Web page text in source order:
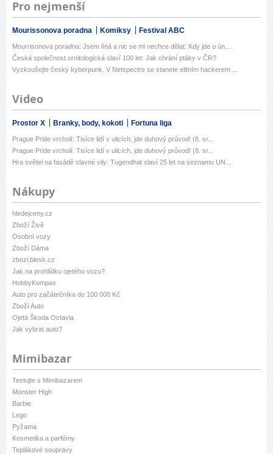
Pro nejmenší
Mourissonova poradna Komiksy Festival ABC
Mourrisonova poradna: Jsem líná a nic se mi nechce dělat: Kdy jde o ún...
Česká společnost ornitologická slaví 100 let: Jak chrání ptáky v ČR?
Vyzkoušejte český kyberpunk. V Netspectre se stanete elitním hackerem ...
Video
Prostor X Branky, body, kokoti Fortuna liga
Prague Pride vrcholí: Tisíce lidí v ulicích, jde duhový průvod! (8. sr...
Prague Pride vrcholí: Tisíce lidí v ulicích, jde duhový průvod! (8. sr...
Hra světel na fasádě slavné vily: Tugendhat slaví 25 let na seznamu UN...
Nákupy
hledejceny.cz
Zboží Živě
Osobní vozy
Zboží Dáma
zbozi.blesk.cz
Jak na prohlídku ojetého vozu?
HobbyKompas
Auto pro začátečníka do 100 000 Kč
Zboží Auto
Ojetá Škoda Octavia
Jak vybrat auto?
Mimibazar
Testujte s Mimibazarem
Monster High
Barbie
Lego
Pyžama
Kosmetika a parfémy
Teplákové soupravy